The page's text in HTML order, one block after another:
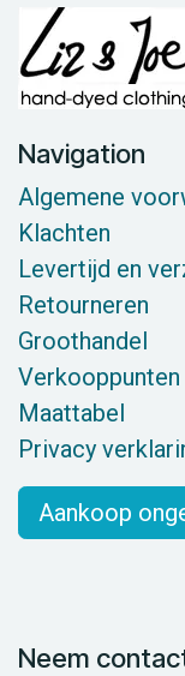
Navigation
Algemene
Klachten
Levertijd en
Retourneren
Groothandel
Verkooppunten
Maattabel
Privacy
Aankoop
Neem